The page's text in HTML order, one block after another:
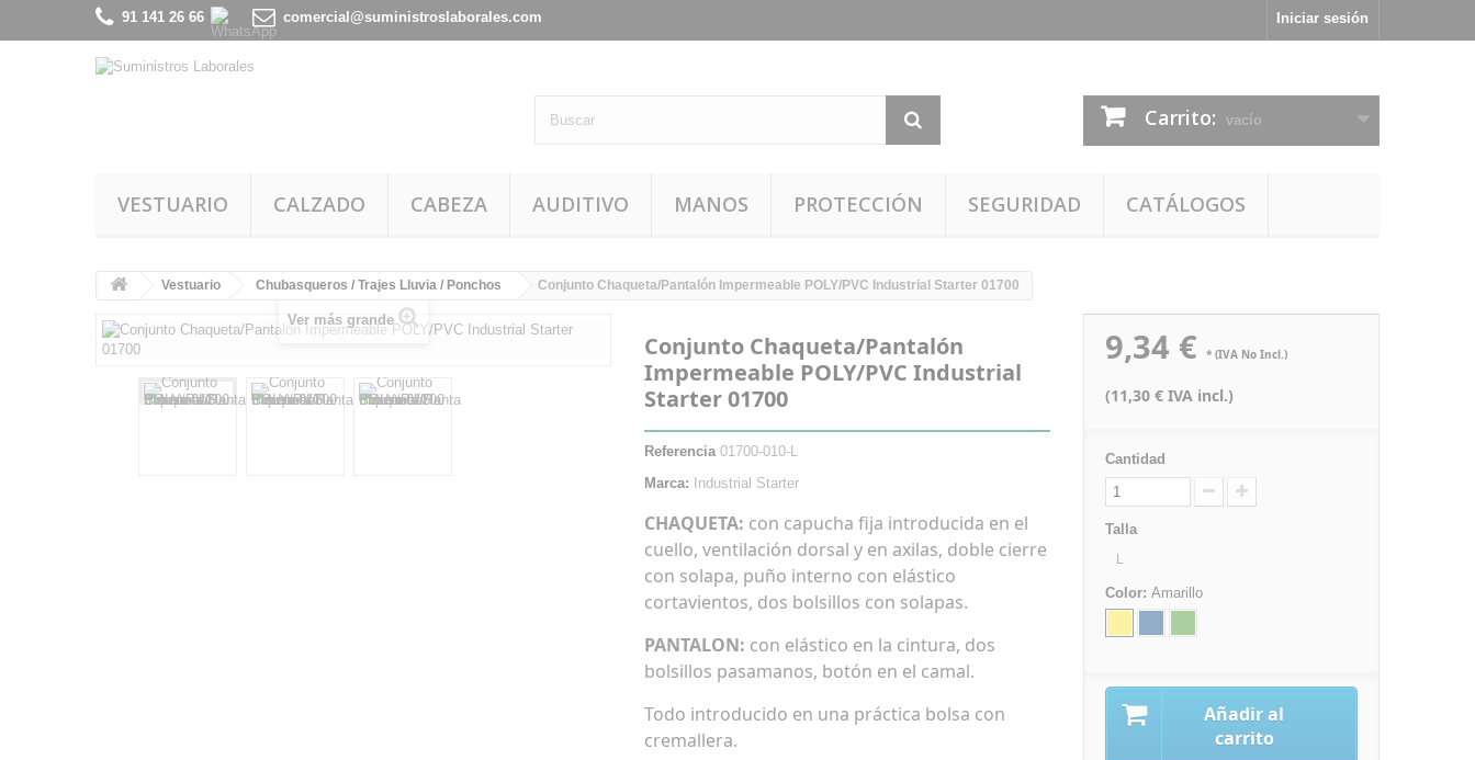
Iniciar sesión
91 141 26 66 comercial@suministroslaborales.com
Carrito: vacío
VESTUARIO CALZADO CABEZA AUDITIVO MANOS PROTECCIÓN SEGURIDAD CATÁLOGOS
Vestuario Chubasqueros / Trajes Lluvia / Ponchos Conjunto Chaqueta/Pantalón Impermeable POLY/PVC Industrial Starter 01700
Ver más grande
Conjunto Chaqueta/Pantalón
Impermeable POLY/PVC Industrial
Starter 01700
Referencia 01700-010-L
Marca:
Industrial Starter
CHAQUETA: con capucha fija introducida en el
cuello, ventilación dorsal y en axilas, doble cierre
con solapa, puño interno con elástico
cortavientos, dos bolsillos con solapas.
PANTALON: con elástico en la cintura, dos
bolsillos pasamanos, botón en el camal.
Todo introducido en una práctica bolsa con
cremallera.
9,34 € * (IVA No Incl.)
(11,30 € IVA incl.)
Cantidad
Talla
L
Color: Amarillo
Añadir al
carrito